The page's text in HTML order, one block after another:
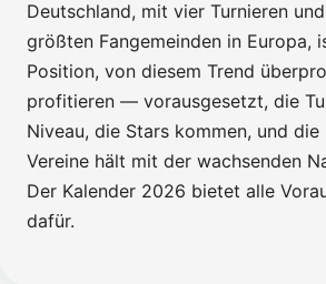
Deutschland, mit vier Turnieren
größten Fangemeinden in Europa,
Position, von diesem Trend
profitieren — vorausgesetzt, die
Niveau, die Stars kommen, und
Vereine hält mit der wachsenden
Der Kalender 2026 bietet alle
dafür.